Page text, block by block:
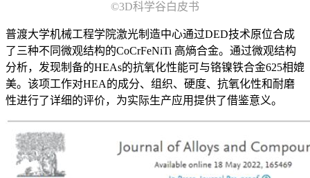
©3D科学谷白皮书
普渡大学机械工程学院激光制造中心通过DED技术原位合成
了三种不同微观结构的CoCrFeNiTi 高熵合金。通过微观结构
分析，发现制备的HEAs的抗氧化性能可与铬镍铁合金625相媲
美。该项工作对HEA的成分、组织、硬度、抗氧化性和耐磨
性进行了详细的评价，为实际生产应用提供了借鉴意义。